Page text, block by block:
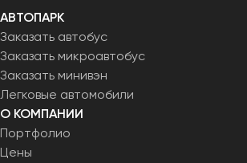
АВТОПАРК
Заказать автобус
Заказать микроавтобус
Заказать минивэн
Легковые автомобили
О КОМПАНИИ
Портфолио
Цены